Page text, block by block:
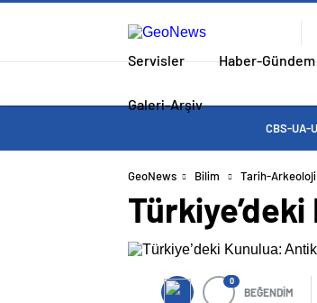
Servisler Haber-Gündem
Galeri-Arşiv
CBS-UA-
GeoNews Bilim Tarih-Arkeoloji
0
BEĞENDİM